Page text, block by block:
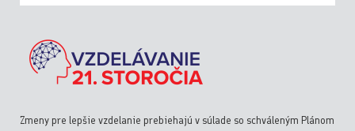
Zmeny pre lepšie vzdelanie prebiehajú v súlade so schváleným Plánom